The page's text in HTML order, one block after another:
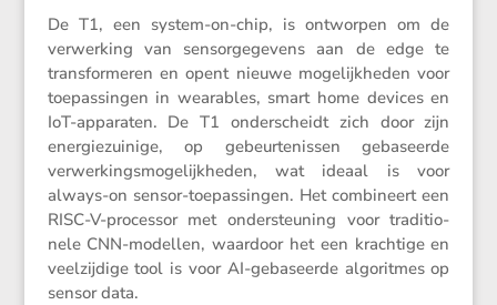
De T1, een system-on-chip, is ontworpen om de
verwer­king van sensor­ge­ge­vens aan de edge te
trans­for­meren en opent nieuwe mogelijk­heden voor
toepas­singen in weara­bles, smart home devices en
IoT-apparaten. De T1 onder­scheidt zich door zijn
energie­zui­nige, op gebeur­te­nissen gebaseerde
verwer­kings­mo­ge­lijk­heden, wat ideaal is voor
always-on sensor-toepas­singen. Het combi­neert een
RISC-V-processor met onder­steu­ning voor tradi­ti­o­
nele CNN-modellen, waardoor het een krach­tige en
veelzij­dige tool is voor AI-gebaseerde algoritmes op
sensor data.